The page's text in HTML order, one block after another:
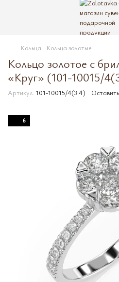
Кольца Кольца золотые
Кольцо золотое с
«Круг» (101-10015/
Артикул: 101-10015/4(3.4)
6